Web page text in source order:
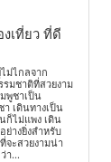
เที่ยว ที่ดี
ม่ไกลจาก
รมชาติที่สวยงาม
พูชาเป็น
เดินทางเป็น
ก็ไม่แพง เดิน
ย่างยิ่งสำหรับ
จะสวยงามน่า
า...